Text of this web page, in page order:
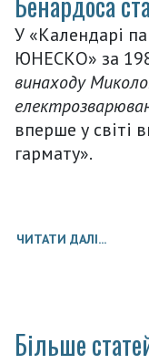
У «Календарі
ЮНЕСКО» за
винаходу
вперше у світі
гармату».
ЧИТАТИ ДАЛІ...
Більше